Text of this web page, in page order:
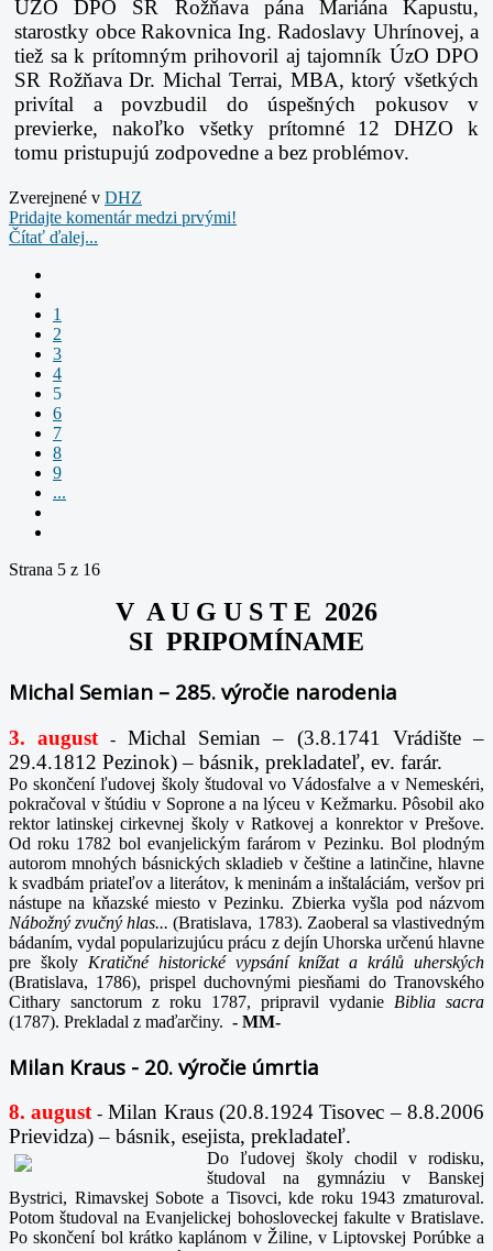
UZO DPO SR Rožňava pána Mariána Kapustu,
starostky obce Rakovnica Ing. Radoslavy Uhrínovej, a
tiež sa k prítomným prihovoril aj tajomník ÚzO DPO
SR Rožňava Dr. Michal Terrai, MBA, ktorý všetkých
privítal a povzbudil do úspešných pokusov v
previerke, nakoľko všetky prítomné 12 DHZO k
tomu pristupujú zodpovedne a bez problémov.
Zverejnené v DHZ
Pridajte komentár medzi prvými!
Čítať ďalej...
1
2
3
4
5
6
7
8
9
...
Strana 5 z 16
V A U G U S T E 2026
SI PRIPOMÍNAME
Michal Semian – 285. výročie narodenia
3. august -Michal Semian – (3.8.1741 Vrádište –
29.4.1812 Pezinok) – básnik, prekladateľ, ev. farár.
Po skončení ľudovej školy študoval vo Vádosfalve a v Nemeskéri,
pokračoval v štúdiu v Soprone a na lýceu v Kežmarku. Pôsobil ako
rektor latinskej cirkevnej školy v Ratkovej a konrektor v Prešove.
Od roku 1782 bol evanjelickým farárom v Pezinku. Bol plodným
autorom mnohých básnických skladieb v češtine a latinčine, hlavne
k svadbám priateľov a literátov, k meninám a inštaláciám, veršov pri
nástupe na kňazské miesto v Pezinku. Zbierka vyšla pod názvom
Nábožný zvučný hlas...(Bratislava, 1783). Zaoberal sa vlastivedným
bádaním, vydal popularizujúcu prácu z dejín Uhorska určenú hlavne
pre školy Kratičné historické vypsání knížat a králů uherských
(Bratislava, 1786), prispel duchovnými piesňami do Tranovského
Cithary sanctorum z roku 1787, pripravil vydanie Biblia sacra
(1787). Prekladal z maďarčiny. - MM-
Milan Kraus - 20. výročie úmrtia
8. august -Milan Kraus (20.8.1924 Tisovec – 8.8.2006
Prievidza) – básnik, esejista, prekladateľ.
Do ľudovej školy chodil v rodisku,
študoval na gymnáziu v Banskej
Bystrici, Rimavskej Sobote a Tisovci, kde roku 1943 zmaturoval.
Potom študoval na Evanjelickej bohosloveckej fakulte v Bratislave.
Po skončení bol krátko kaplánom v Žiline, v Liptovskej Porúbke a